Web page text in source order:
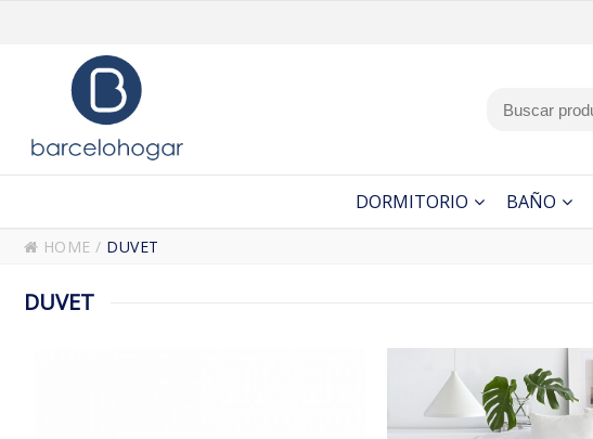
DORMITORIO BAÑO
HOME / DUVET
DUVET